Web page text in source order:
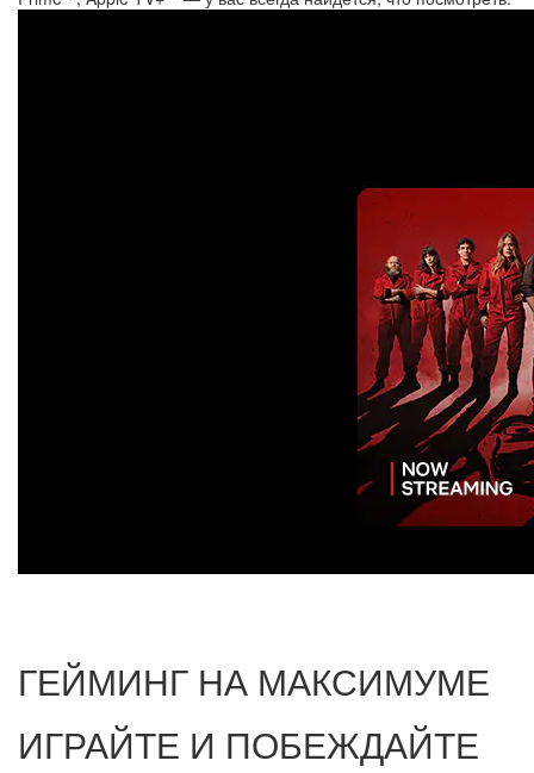
ГЕЙМИНГ НА МАКСИМУМЕ
ИГРАЙТЕ И ПОБЕЖДАЙТЕ